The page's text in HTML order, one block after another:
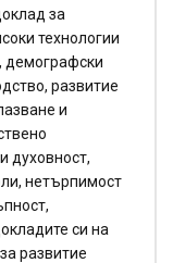
за
технологии
демографски
развитие
и
духовност,
нетърпимост
си на
развитие